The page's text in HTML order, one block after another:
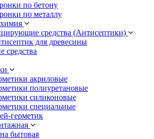
по бетону
по металлу
средства (Антисептики)
для древесины
средства
акриловые
полиуретановые
силиконовые
специальные
герметик
бытовая